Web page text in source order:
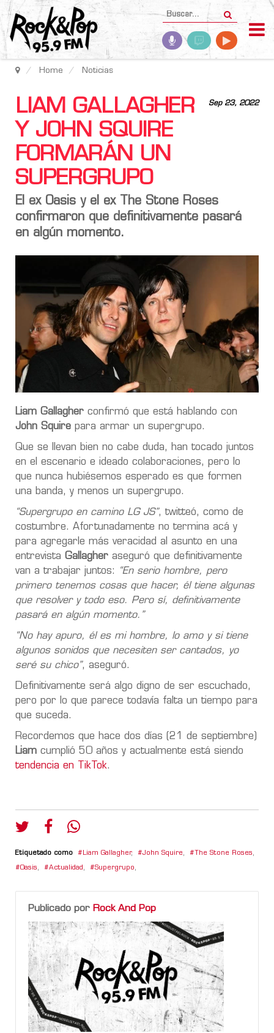
Home Noticias
Sep 23, 2022
LIAM GALLAGHER
Y JOHN SQUIRE
FORMARÁN UN
SUPERGRUPO
El ex Oasis y el ex The Stone Roses
confirmaron que definitivamente pasará
en algún momento.
Liam Gallagher confirmó que está hablando con
John Squire para armar un supergrupo.
Que se llevan bien no cabe duda, han tocado juntos
en el escenario e ideado colaboraciones, pero lo
que nunca hubiésemos esperado es que formen
una banda, y menos un supergrupo.
“Supergrupo en camino LG JS”, twitteó, como de
costumbre. Afortunadamente no termina acá y
para agregarle más veracidad al asunto en una
entrevista Gallagher aseguró que definitivamente
van a trabajar juntos:
“En serio hombre, pero
primero tenemos cosas que hacer, él tiene algunas
que resolver y todo eso. Pero sí, definitivamente
pasará en algún momento.”
“No hay apuro, él es mi hombre, lo amo y si tiene
algunos sonidos que necesiten ser cantados, yo
seré su chico”, aseguró.
Definitivamente será algo digno de ser escuchado,
pero por lo que parece todavía falta un tiempo para
que suceda.
Recordemos que hace dos días (21 de septiembre)
Liam cumplió 50 años y actualmente está siendo
tendencia en TikTok.
Etiquetado como Liam Gallagher, John Squire, The Stone Roses,
Oasis, Actualidad , Supergrupo,
Publicado por Rock And Pop